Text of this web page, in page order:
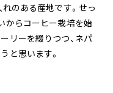
のある産地です。せっ
からコーヒー栽培を始
リーを綴りつつ、ネパ
と思います。